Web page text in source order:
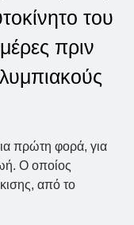
του
πριν
πρώτη φορά, για
Ο οποίος
από το